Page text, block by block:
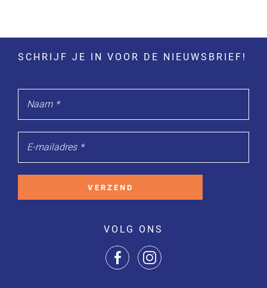
SCHRIJF JE IN VOOR DE NIEUWSBRIEF!
Naam *
E-mailadres *
VERZEND
VOLG ONS